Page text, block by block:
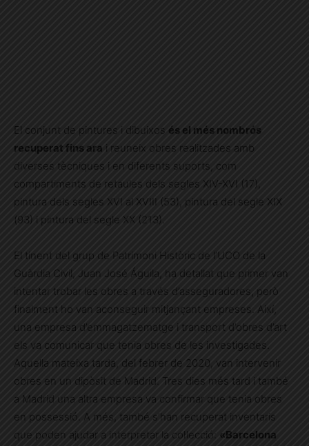
El conjunt de pintures i dibuixos és el més nombrós
recuperat fins ara i reuneix obres realitzades amb
diverses tècniques i en diferents suports, com
compartiments de retaules dels segles XIV-XVI (17),
pintura dels segles XVI al XVIII (53), pintura del segle XIX
(93) i pintura del segle XX (213).
El tinent del grup de Patrimoni Històric de l’UCO de la
Guàrdia Civil, Juan José Águila, ha detallat que primer van
intentar trobar les obres a través d’asseguradores, però
finalment ho van aconseguir mitjançant empreses. Així,
una empresa d’emmagatzematge i transport d’obres d’art
els va comunicar que tenia obres de les investigades.
Aquella mateixa tarda, del febrer de 2020, van intervenir
obres en un dipòsit de Madrid. Tres dies més tard i també
a Madrid una altra empresa va confirmar que tenia obres
en possessió. A més, també s’han recuperat inventaris
que poden ajudar a interpretar la col·lecció:
«Barcelona